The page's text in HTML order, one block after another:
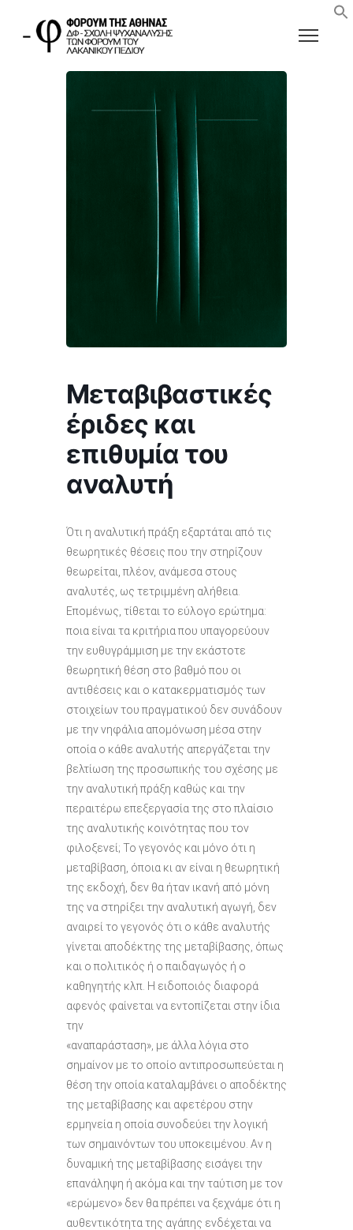
Μεταβιβαστικές
έριδες και
επιθυμία του
αναλυτή
Ότι η αναλυτική πράξη εξαρτάται από τις
θεωρητικές θέσεις που την στηρίζουν
θεωρείται, πλέον, ανάμεσα στους
αναλυτές, ως τετριμμένη αλήθεια.
Επομένως, τίθεται το εύλογο ερώτημα:
ποια είναι τα κριτήρια που υπαγορεύουν
την ευθυγράμμιση με την εκάστοτε
θεωρητική θέση στο βαθμό που οι
αντιθέσεις και ο κατακερματισμός των
στοιχείων του πραγματικού δεν συνάδουν
με την νηφάλια απομόνωση μέσα στην
οποία ο κάθε αναλυτής απεργάζεται την
βελτίωση της προσωπικής του σχέσης με
την αναλυτική πράξη καθώς και την
περαιτέρω επεξεργασία της στο πλαίσιο
της αναλυτικής κοινότητας που τον
φιλοξενεί; Το γεγονός και μόνο ότι η
μεταβίβαση, όποια κι αν είναι η θεωρητική
της εκδοχή, δεν θα ήταν ικανή από μόνη
της να στηρίξει την αναλυτική αγωγή, δεν
αναιρεί το γεγονός ότι ο κάθε αναλυτής
γίνεται αποδέκτης της μεταβίβασης, όπως
και ο πολιτικός ή ο παιδαγωγός ή ο
καθηγητής κλπ. Η ειδοποιός διαφορά
αφενός φαίνεται να εντοπίζεται στην ίδια
την
«αναπαράσταση», με άλλα λόγια στο
σημαίνον με το οποίο αντιπροσωπεύεται η
θέση την οποία καταλαμβάνει ο αποδέκτης
της μεταβίβασης και αφετέρου στην
ερμηνεία η οποία συνοδεύει την λογική
των σημαινόντων του υποκειμένου. Αν η
δυναμική της μεταβίβασης εισάγει την
επανάληψη ή ακόμα και την ταύτιση με τον
«ερώμενο» δεν θα πρέπει να ξεχνάμε ότι η
αυθεντικότητα της αγάπης ενδέχεται να